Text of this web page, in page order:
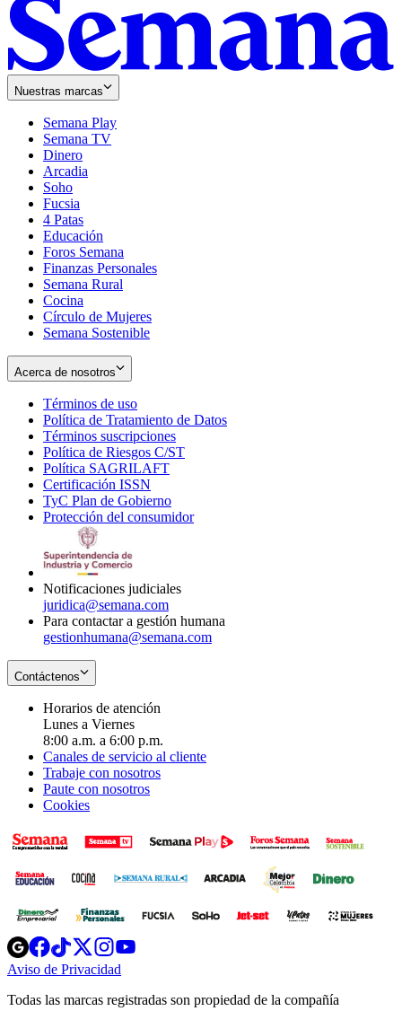
Nuestras marcas
Semana Play
Semana TV
Dinero
Arcadia
Soho
in
new
window
Fucsia
in
new
window
4 Patas
Educación
Foros Semana
Finanzas Personales
Semana Rural
Cocina
Círculo de Mujeres
Semana Sostenible
Acerca de nosotros
Términos de uso
in
new
window
Política de Tratamiento de Datos
Términos suscripciones
in
Política de Riesgos C/ST
Política SAGRILAFT
new
window
Certificación ISSN
in
new
TyC Plan de Gobierno
in
Protección del consumidorOpens
Notificaciones judiciales
juridica@semana.com
Para contactar a gestión humana
gestionhumana@semana.com
Contáctenos
Horarios de atención
Lunes a Viernes
8:00 a.m. a 6:00 p.m.
Canales de servicio al cliente
Trabaje con nosotros
Paute con nosotros
Cookies
Opens
in
new
Opens
in
new
Opens
in
new
window
Opens
new
windowwindow
Aviso de Privacidad
new
Todas las marcas registradas son propiedad de la compañía